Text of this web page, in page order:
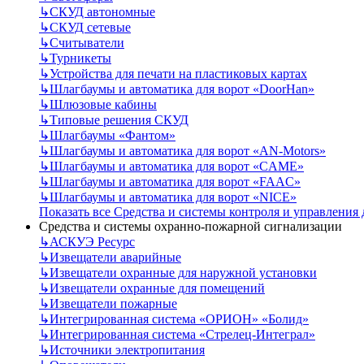
↳СКУД автономные
↳СКУД сетевые
↳Считыватели
↳Турникеты
↳Устройства для печати на пластиковых картах
↳Шлагбаумы и автоматика для ворот «DoorHan»
↳Шлюзовые кабины
↳Типовые решения СКУД
↳Шлагбаумы «Фантом»
↳Шлагбаумы и автоматика для ворот «AN-Motors»
↳Шлагбаумы и автоматика для ворот «CAME»
↳Шлагбаумы и автоматика для ворот «FAAC»
↳Шлагбаумы и автоматика для ворот «NICE»
Показать все Средства и системы контроля и управления
Средства и системы охранно-пожарной сигнализации
↳АСКУЭ Ресурс
↳Извещатели аварийные
↳Извещатели охранные для наружной установки
↳Извещатели охранные для помещений
↳Извещатели пожарные
↳Интегрированная система «ОРИОН» «Болид»
↳Интегрированная система «Стрелец-Интеграл»
↳Источники электропитания